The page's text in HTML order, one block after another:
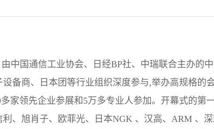
由中国通信工业协会、日经BP社、中瑞联合主办的
备商、日本团等行业组织深度参与,举办高规格的
家领先企业参展和5万多专业人参加。开幕式的第
、旭肖子、欧菲光、日本NGK 、汉高、ARM 、